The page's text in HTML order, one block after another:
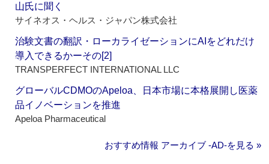
山氏に聞く
サイネオス・ヘルス・ジャパン株式会社
治験文書の翻訳・ローカライゼーションにAIをどれだけ
導入できるかーその[2]
TRANSPERFECT INTERNATIONAL LLC
グローバルCDMOのApeloa、日本市場に本格展開し医薬
品イノベーションを推進
Apeloa Pharmaceutical
おすすめ情報 アーカイブ ‐AD‐を見る »